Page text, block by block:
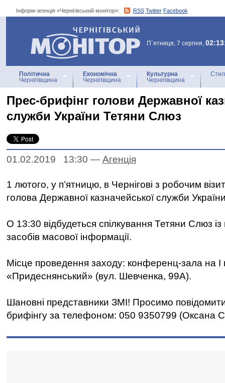
Інформ-агенція «Чернігівський монітор»: RSS Twitter Facebook
Інформ-агенція
«Чернігівський монітор»
П`ятниця, 7 серпня,
Політична
Чернігівщина
Економічна
Чернігівщина
Культурна
Чернігівщина
Прес-брифінг голови Державної
служби України Тетяни Слюз
01.02.2019 13:30 — Агенцiя
1 лютого, у п’ятницю, в Чернігові з робочим
голова Державної казначейської служби
О 13:30 відбудеться спілкування Тетяни Слюз
засобів масової інформації.
Місце проведення заходу: конференц-зала на І
«Придеснянський» (вул. Шевченка, 99А).
Шановні представники ЗМІ! Просимо
брифінгу за телефоном: 050 9350799 (Оксана